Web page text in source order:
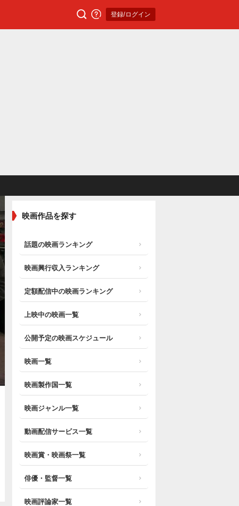
登録/ログイン
映画作品を探す
話題の映画ランキング
映画興行収入ランキング
定額配信中の映画ランキング
上映中の映画一覧
公開予定の映画スケジュール
映画一覧
映画製作国一覧
映画ジャンル一覧
動画配信サービス一覧
映画賞・映画祭一覧
俳優・監督一覧
映画評論家一覧